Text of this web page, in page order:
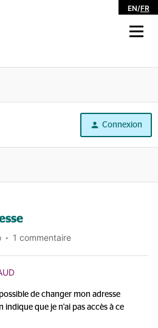
EN/FR
Connexion
1 commentaire
de changer mon adresse
indique que je n'ai pas accès à ce